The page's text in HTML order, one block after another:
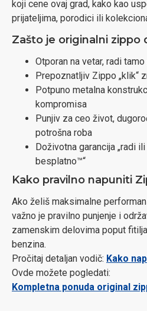
koji cene ovaj grad, kako kao
prijateljima, porodici ili
Zašto je originalni zippo
Otporan na vetar, radi
Prepoznatljiv Zippo „klik“
Potpuno metalna
kompromisa
Punjiv za ceo život,
potrošna roba
Doživotna garancija „radi
besplatno™“
Kako pravilno napuniti
Ako želiš maksimalne
važno je pravilno punjenje i
zamenskim delovima poput
benzina.
Pročitaj detaljan vodič: Kako
Ovde možete pogledati:
Kompletna ponuda original